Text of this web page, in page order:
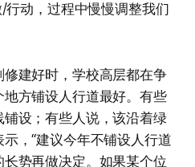
行动，过程中慢慢调整我们
建好时，学校高层都在争
方铺设人行道最好。有些
设；有些人说，该沿着绿
，“建议今年不铺设人行道
势再做决定。如果某个位